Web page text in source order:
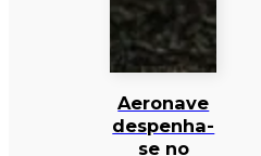
Aeronave
despenha-
se no